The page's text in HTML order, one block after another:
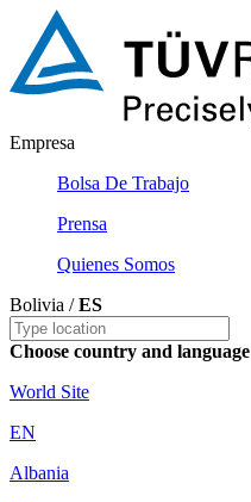
Empresa
Bolsa De Trabajo
Prensa
Quienes Somos
Bolivia /ES
Choose country and language
World Site
EN
Albania